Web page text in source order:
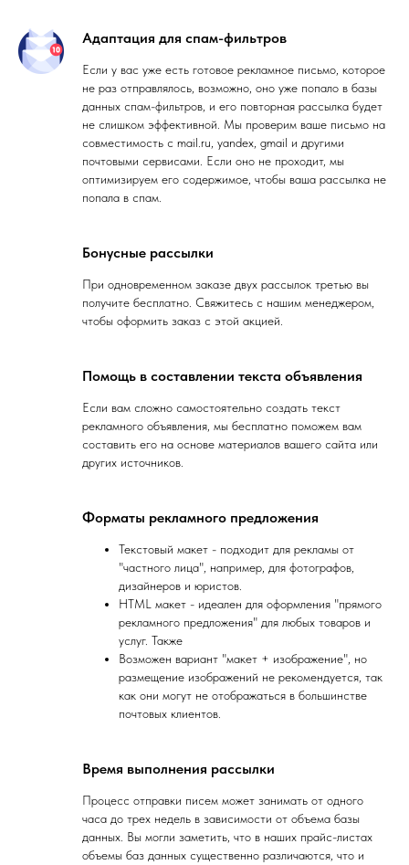
Адаптация для спам-фильтров
Если у вас уже есть готовое рекламное письмо, которое
не раз отправлялось, возможно, оно уже попало в базы
данных спам-фильтров, и его повторная рассылка будет
не слишком эффективной. Мы проверим ваше письмо на
совместимость с mail.ru, yandex, gmail и другими
почтовыми сервисами. Если оно не проходит, мы
оптимизируем его содержимое, чтобы ваша рассылка не
попала в спам.
Бонусные рассылки
При одновременном заказе двух рассылок третью вы
получите бесплатно. Свяжитесь с нашим менеджером,
чтобы оформить заказ с этой акцией.
Помощь в составлении текста объявления
Если вам сложно самостоятельно создать текст
рекламного объявления, мы бесплатно поможем вам
составить его на основе материалов вашего сайта или
других источников.
Форматы рекламного предложения
Текстовый макет - подходит для рекламы от
"частного лица", например, для фотографов,
дизайнеров и юристов.
HTML макет - идеален для оформления "прямого
рекламного предложения" для любых товаров и
услуг. Также
Возможен вариант "макет + изображение", но
размещение изображений не рекомендуется, так
как они могут не отображаться в большинстве
почтовых клиентов.
Время выполнения рассылки
Процесс отправки писем может занимать от одного
часа до трех недель в зависимости от объема базы
данных. Вы могли заметить, что в наших прайс-листах
объемы баз данных существенно различаются, что и